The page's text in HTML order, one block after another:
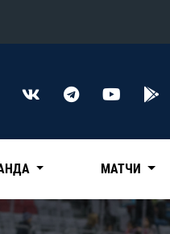
Конференция «Восток»
Нефтехимик
МАТЧИ